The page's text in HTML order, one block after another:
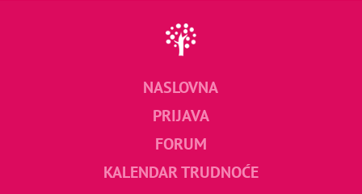
NASLOVNA
PRIJAVA
FORUM
KALENDAR TRUDNOĆE